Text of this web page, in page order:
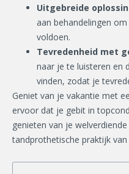
Uitgebreide
aan behandelingen
voldoen.
Tevredenheid met
naar je te luisteren en
vinden, zodat je
Geniet van je vakantie met
ervoor dat je gebit in
genieten van je
tandprothetische praktijk van